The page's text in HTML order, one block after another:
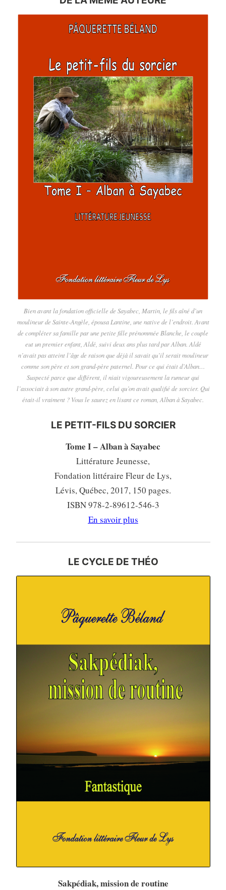
Bien avant la fondation officielle de Sayabec, Martin, le fils aîné d’un
moulineur de Sainte-Angèle, épousa Lantine, une native de l’endroit. Avant
de compléter sa famille par une petite fille prénommée Blanche, le couple
eut un premier enfant, Aldé, suivi deux ans plus tard par Alban. Aldé
n’avait pas atteint l’âge de raison que déjà il savait qu’il serait moulineur
comme son père et son grand-père paternel. Pour ce qui était d’Alban…
Suspecté parce que différent, il niait vigoureusement la rumeur qui
l’associait à son autre grand-père, celui qu’on avait qualifié de sorcier. Qui
était-il vraiment ? Vous le saurez en lisant ce roman, Alban à Sayabec.
LE PETIT-FILS DU SORCIER
Tome I – Alban à Sayabec
Littérature Jeunesse,
Fondation littéraire Fleur de Lys,
Lévis, Québec, 2017, 150 pages.
ISBN 978-2-89612-546-3
En savoir plus
LE CYCLE DE THÉO
Sakpédiak, mission de routine